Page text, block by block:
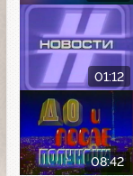
01:12
08:42